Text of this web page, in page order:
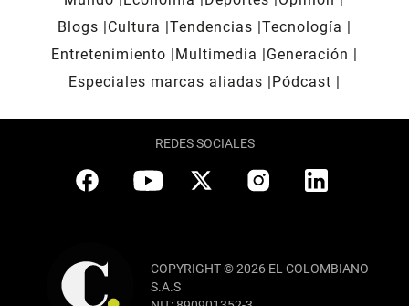
Blogs
Cultura Tendencias Tecnología
Entretenimiento
Multimedia
Generación
Especiales marcas aliadas
Pódcast
REDES SOCIALES
COPYRIGHT © 2026 EL COLOMBIANO
S.A.S